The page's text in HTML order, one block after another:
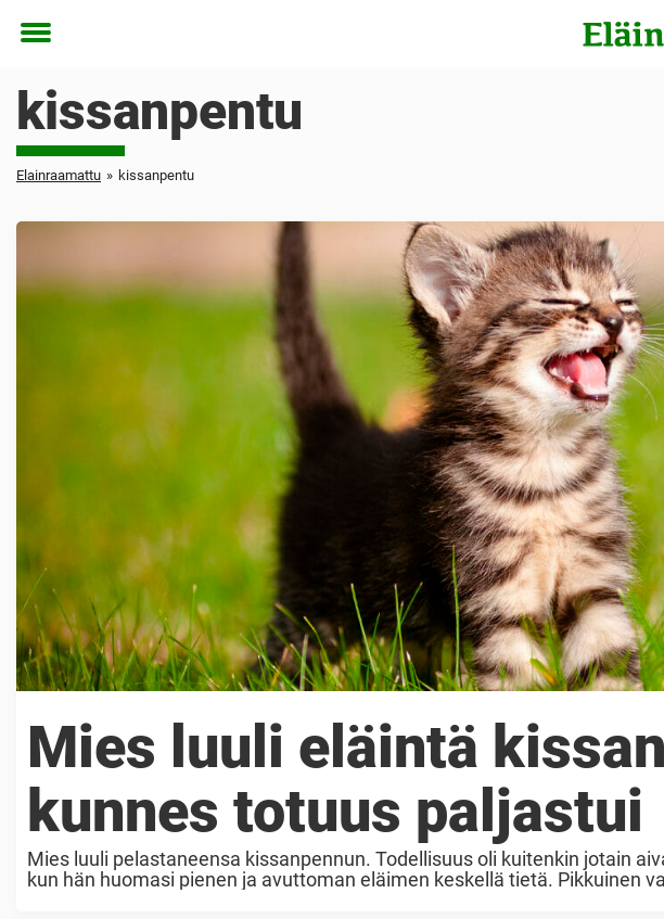
Toggle
kissanpentu
Elainraamattu » kissanpentu
Mies luuli eläintä
kunnes totuus paljastui
Mies luuli pelastaneensa kissanpennun. Todellisuus oli kuitenkin jotain
kun hän huomasi pienen ja avuttoman eläimen keskellä tietä. Pikkuinen